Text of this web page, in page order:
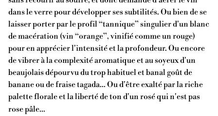
dans le verre pour développer ses subtilités. Ou bien de se
laisser porter par le profil “tannique” singulier d'un blanc
de macération (vin “orange”, vinifié comme un rouge)
pour en apprécier l'intensité et la profondeur. Ou encore
de vibrer à la complexité aromatique et au soyeux d'un
beaujolais dépourvu du trop habituel et banal goût de
banane ou de fraise tagada… Ou d'être exalté par la riche
palette florale et la liberté de ton d'un rosé qui n'est pas
rose pâle…